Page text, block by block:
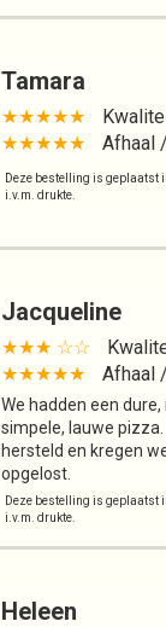
Tamara
★★★★★
★★★★★
Afhaal
Deze bestelling is geplaatst
i.v.m. drukte.
Jacqueline
★★★ ☆☆
★★★★★
Afhaal
We hadden een
simpele, lauwe
hersteld en kregen
opgelost.
Deze bestelling is geplaatst
i.v.m. drukte.
Heleen